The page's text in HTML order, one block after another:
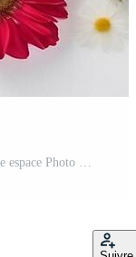
ai généré floral Contexte conception avec Vide espace Photo Gratuite